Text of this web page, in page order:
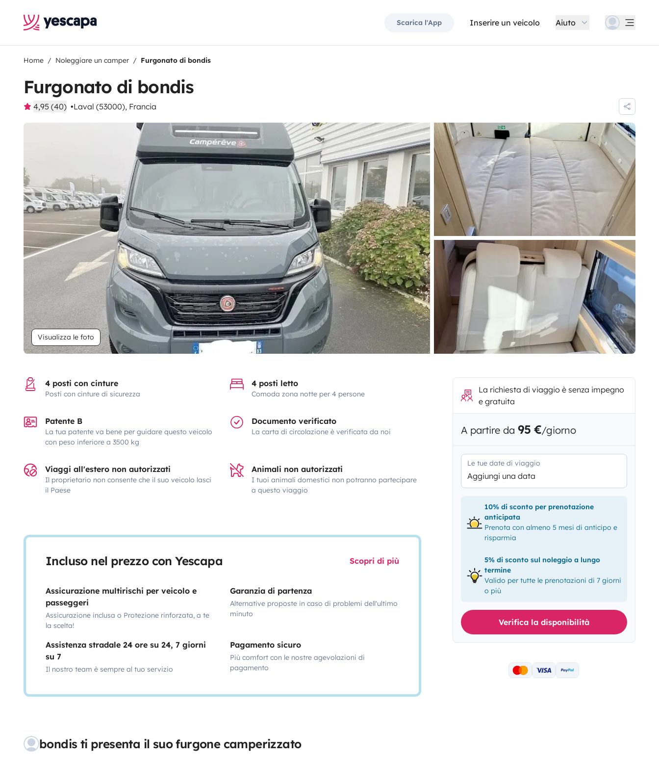
Scarica l'App Inserire un veicolo Aiuto
Home Noleggiare un camper Furgonato di bondis
Furgonato di bondis
4,95 (40) Laval (53000), Francia
Visualizza le foto
4 posti con cinture
Posti con cinture di sicurezza
4 posti letto
Comoda zona notte per 4 persone
Patente B
La tua patente va bene per guidare questo veicolo
con peso inferiore a 3500 kg
Documento verificato
La carta di circolazione è verificata da noi
Viaggi all'estero non autorizzati
Il proprietario non consente che il suo veicolo lasci
il Paese
Animali non autorizzati
I tuoi animali domestici non potranno partecipare
a questo viaggio
Incluso nel prezzo con Yescapa Scopri di più
Assicurazione multirischi per veicolo e
passeggeri
Assicurazione inclusa o Protezione rinforzata, a te
la scelta!
Garanzia di partenza
Alternative proposte in caso di problemi dell'ultimo
minuto
Assistenza stradale 24 ore su 24, 7 giorni
su 7
Il nostro team è sempre al tuo servizio
Pagamento sicuro
Più comfort con le nostre agevolazioni di
pagamento
bondis ti presenta il suo furgone camperizzato
La richiesta di viaggio è senza impegno
e gratuita
A partire da 95 €/giorno
Le tue date di viaggio
Aggiungi una data
10% di sconto per prenotazione
anticipata
Prenota con almeno 5 mesi di anticipo e
risparmia
5% di sconto sul noleggio a lungo
termine
Valido per tutte le prenotazioni di 7 giorni
o più
Verifica la disponibilità